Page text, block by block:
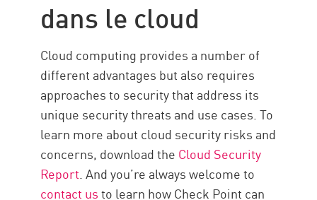
dans le cloud
Cloud computing provides a number of
different advantages but also requires
approaches to security that address its
unique security threats and use cases. To
learn more about cloud security risks and
concerns, download the Cloud Security
Report. And you’re always welcome to
contact usto learn how Check Point can